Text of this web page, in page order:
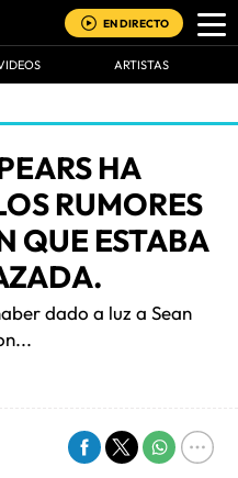
EN DIRECTO
ARTISTAS
HA
RUMORES
QUE ESTABA
dado a luz a Sean